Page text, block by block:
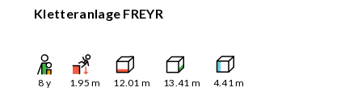
Kletteranlage FREYR
8 y 1.95 m 12.01 m 13.41 m 4.41m